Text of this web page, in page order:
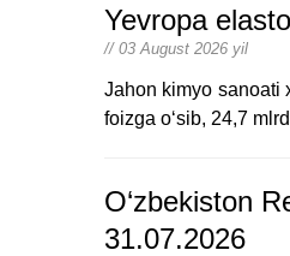
Yevropa
// 03 August 2026 yil
Jahon kimyo sanoati
foizga oʻsib, 24,7
O‘zbekiston
31.07.2026